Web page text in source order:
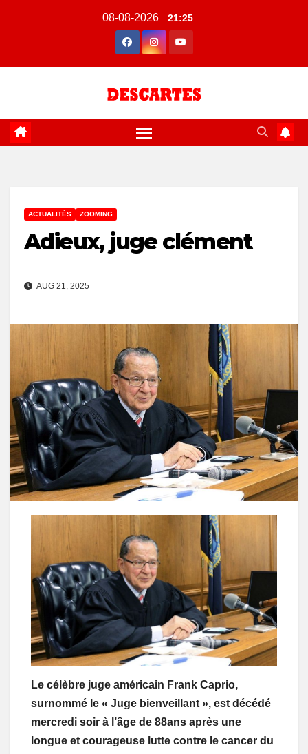
08-08-2026 21:25
ACTUALITÉS ZOOMING
Adieux, juge clément
AUG 21, 2025
Le célèbre juge américain Frank Caprio,
surnommé le « Juge bienveillant », est décédé
mercredi soir à l’âge de 88ans après une
longue et courageuse lutte contre le cancer du